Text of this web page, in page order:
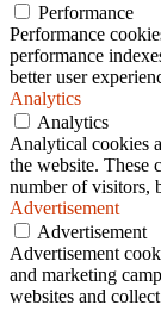
Performance
Performance
performance
better user
Analytics
Analytics
Analytical cookies
the website. These
number of visitors,
Advertisement
Advertisement
Advertisement
and marketing
websites and